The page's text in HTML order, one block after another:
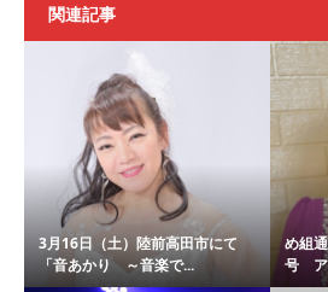
関連記事
3月16日（土）陸前高田市にて
「音あかり ～音楽で...
め組
号 ア